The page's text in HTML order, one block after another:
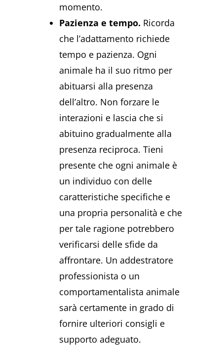
momento.
Pazienza e tempo. Ricorda
che l’adattamento richiede
tempo e pazienza. Ogni
animale ha il suo ritmo per
abituarsi alla presenza
dell’altro. Non forzare le
interazioni e lascia che si
abituino gradualmente alla
presenza reciproca. Tieni
presente che ogni animale è
un individuo con delle
caratteristiche specifiche e
una propria personalità e che
per tale ragione potrebbero
verificarsi delle sfide da
affrontare. Un addestratore
professionista o un
comportamentalista animale
sarà certamente in grado di
fornire ulteriori consigli e
supporto adeguato.